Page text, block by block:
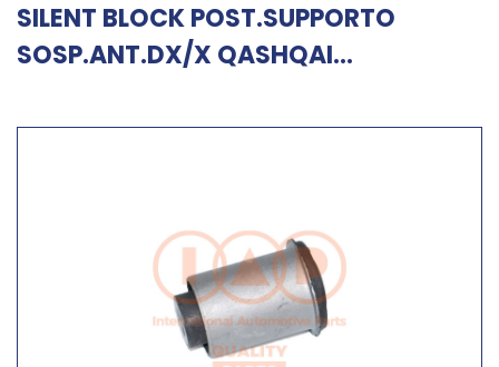
SILENT BLOCK POST.SUPPORTO
SOSP.ANT.DX/X QASHQAI...